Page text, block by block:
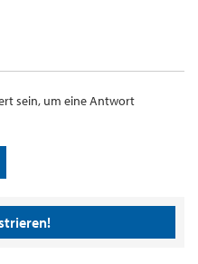
sein, um eine Antwort